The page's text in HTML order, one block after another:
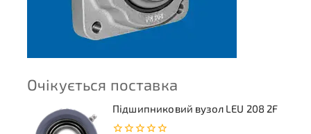
Очікується поставка
Підшипниковий вузол LEU 208 2F